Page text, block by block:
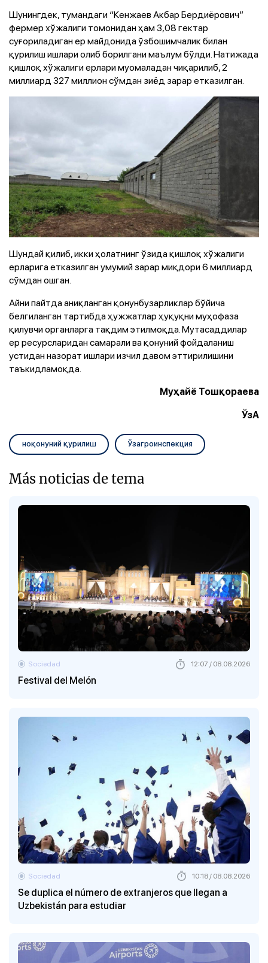
Шунингдек, тумандаги “Кенжаев Акбар Бердиёрович”
фермер хўжалиги томонидан ҳам 3,08 гектар
суғориладиган ер майдонида ўзбошимчалик билан
қурилиш ишлари олиб борилгани маълум бўлди. Натижада
қишлоқ хўжалиги ерлари муомаладан чиқарилиб, 2
миллиард 327 миллион сўмдан зиёд зарар етказилган.
Шундай қилиб, икки ҳолатнинг ўзида қишлоқ хўжалиги
ерларига етказилган умумий зарар миқдори 6 миллиард
сўмдан ошган.
Айни пайтда аниқланган қонунбузарликлар бўйича
белгиланган тартибда ҳужжатлар ҳуқуқни муҳофаза
қилувчи органларга тақдим этилмоқда. Мутасаддилар
ер ресурсларидан самарали ва қонуний фойдаланиш
устидан назорат ишлари изчил давом эттирилишини
таъкидламоқда.
Муҳайё Тошқораева
ЎзА
ноқонуний қурилиш Ўзагроинспекция
Más noticias de tema
Festival del Melón
Sociedad 12:07 / 08.08.2026
Se duplica el número de extranjeros que llegan a
Uzbekistán para estudiar
Sociedad 10:18 / 08.08.2026